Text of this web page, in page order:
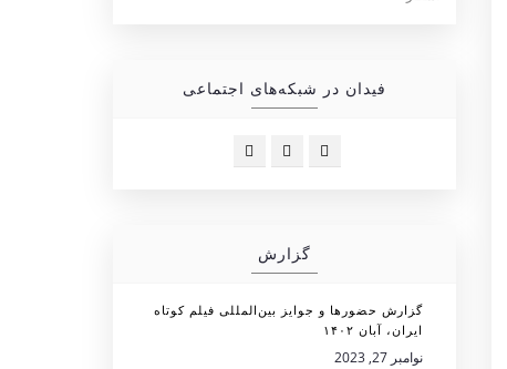
فیدان در شبکه‌های اجتماعی
گزارش
گزارش حضورها و جوایز بین‌المللی فیلم کوتاه
ایران، آبان ۱۴۰۲
نوامبر 27, 2023